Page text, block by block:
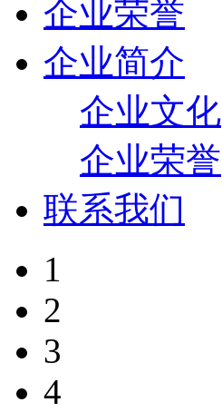
企业荣誉
企业简介
企业文化
企业荣誉
联系我们
1
2
3
4